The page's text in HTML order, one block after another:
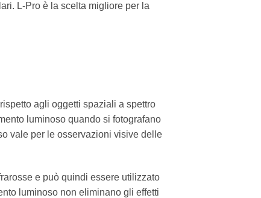
L-Pro è la scelta migliore per la
agli oggetti spaziali a spettro
luminoso quando si fotografano
vale per le osservazioni visive delle
e può quindi essere utilizzato
luminoso non eliminano gli effetti